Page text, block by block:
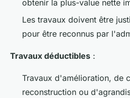
obtenir la plus-value nette
Les travaux doivent être
pour être reconnus par
Travaux déductibles :
Travaux d'amélioration, de
reconstruction ou